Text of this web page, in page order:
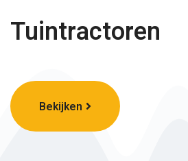
Tuintractoren
Bekijken